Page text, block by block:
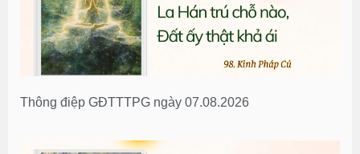
Thông điệp GĐTTTPG ngày 07.08.2026